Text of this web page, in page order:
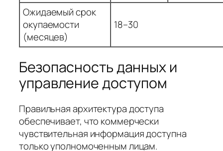
Ожидаемый срок
окупаемости
(месяцев)
18–30
Безопасность данных и
управление доступом
Правильная архитектура доступа
обеспечивает, что коммерчески
чувствительная информация доступна
только уполномоченным лицам.